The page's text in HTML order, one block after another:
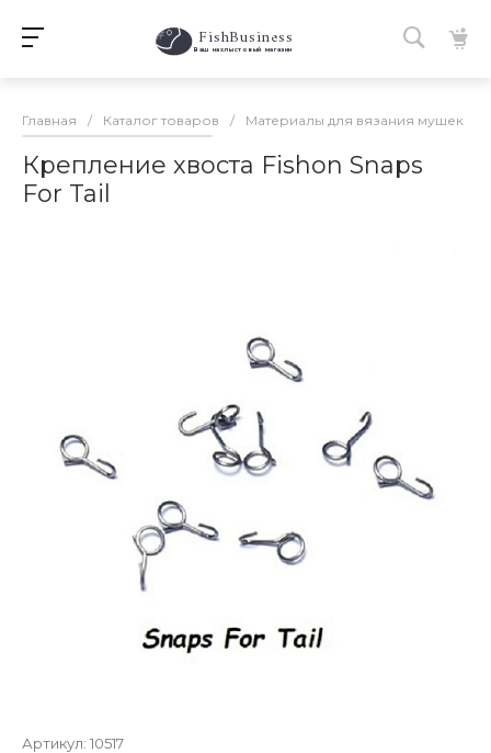
FishBusiness
Ваш нахлыстовый магазин
Главная / Каталог товаров / Материалы для вязания мушек
Крепление хвоста Fishon Snaps
For Tail
Артикул: 10517